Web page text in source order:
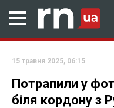
15 травня 2025, 06:15
Потрапили у
біля кордону з